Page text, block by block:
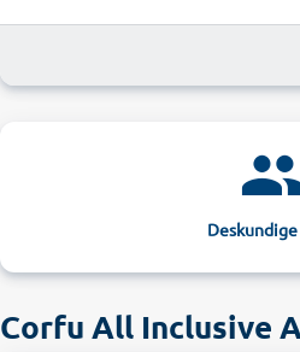
Corfu All Inclusive